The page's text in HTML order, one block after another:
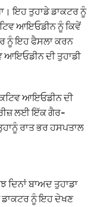
ਇਹ ਤੁਹਾਡੇ ਡਾਕਟਰ ਨੂੰ
ਆਇਓਡੀਨ ਨੂੰ ਕਿਵੇਂ
ਨੂੰ ਇਹ ਫੈਸਲਾ ਕਰਨ
ਆਇਓਡੀਨ ਦੀ ਤੁਹਾਡੀ
ਆਇਓਡੀਨ ਦੀ
ਲਈ ਇੱਕ ਗੈਰ-
ਰਾਤ ਭਰ ਹਸਪਤਾਲ
ਦਿਨਾਂ ਬਾਅਦ ਤੁਹਾਡਾ
ਨੂੰ ਇਹ ਦੇਖਣ